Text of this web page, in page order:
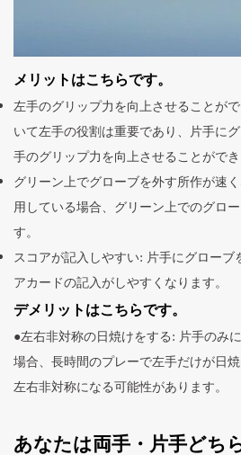
メリットはこちらです。
左手のグリップ力を向上させることが
いて左手の役割は重要であり、片手に
手のグリップ力を向上させることができ
グリーン上でグローブを外す所作が速
用している場合、グリーン上でのグロ
す。
スコアが記入しやすい: 片手にグローブ
アカードの記入がしやすくなります。
デメリットはこちらです。
●左右非対称の日焼けをする: 片手のみ
場合、長時間のプレーで左手だけが日
左右非対称になる可能性があります。
あなたは両手・片手どち